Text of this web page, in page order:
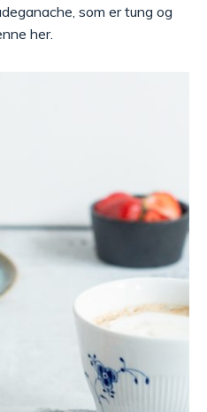
som er tung og
her.